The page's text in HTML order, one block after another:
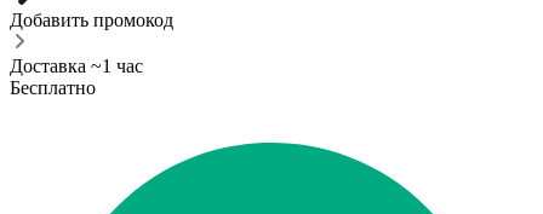
Добавить промокод
Доставка ~1 час
Бесплатно